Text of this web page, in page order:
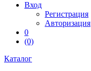
Вход
Регистрация
Авторизация
0
(0)
Каталог